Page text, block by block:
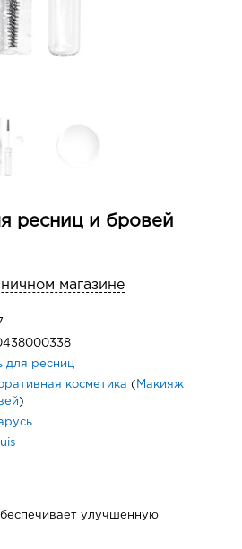
ресниц и бровей
магазине
для ресниц
косметика ( Макияж
)
улучшенную